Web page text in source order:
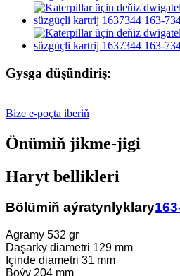
Gysga düşündiriş:
Bize e-poçta iberiň
Önümiň jikme-jigi
Haryt bellikleri
Bölümiň aýratynlyklary
Agramy 532 gr
Daşarky diametri 129 mm
Içinde diametri 31 mm
Boýy 204 mm